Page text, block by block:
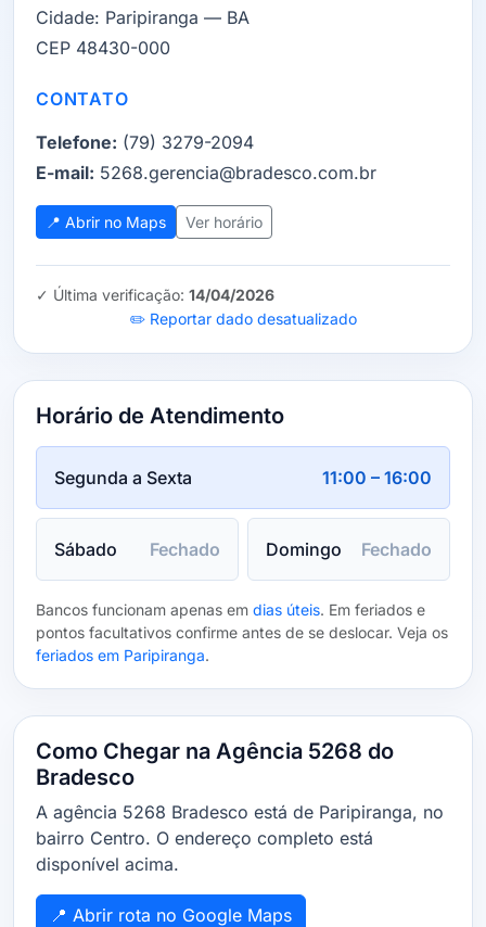
Cidade: Paripiranga — BA
CEP 48430-000
CONTATO
Telefone: (79) 3279-2094
E-mail: 5268.gerencia@bradesco.com.br
📍 Abrir no Maps Ver horário
✓ Última verificação: 14/04/2026
✏️ Reportar dado desatualizado
Horário de Atendimento
Segunda a Sexta 11:00 – 16:00
Sábado Fechado Domingo Fechado
Bancos funcionam apenas em dias úteis. Em feriados e
pontos facultativos confirme antes de se deslocar. Veja os
feriados em Paripiranga.
Como Chegar na Agência 5268 do
Bradesco
A agência 5268 Bradesco está de Paripiranga, no
bairro Centro. O endereço completo está
disponível acima.
📍 Abrir rota no Google Maps